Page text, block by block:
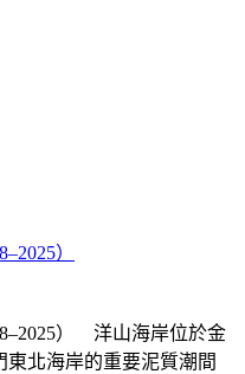
）
） 洋山海岸位於金
北海岸的重要泥質潮間